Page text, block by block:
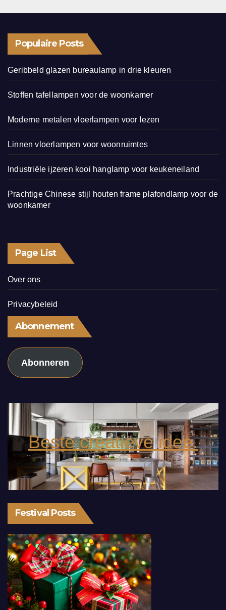
Populaire Posts
Geribbeld glazen bureaulamp in drie kleuren
Stoffen tafellampen voor de woonkamer
Moderne metalen vloerlampen voor lezen
Linnen vloerlampen voor woonruimtes
Industriële ijzeren kooi hanglamp voor keukeneiland
Prachtige Chinese stijl houten frame plafondlamp voor de
woonkamer
Page List
Over ons
Privacybeleid
Abonnement
Abonneren
Beste creatieve idee.
Festival Posts